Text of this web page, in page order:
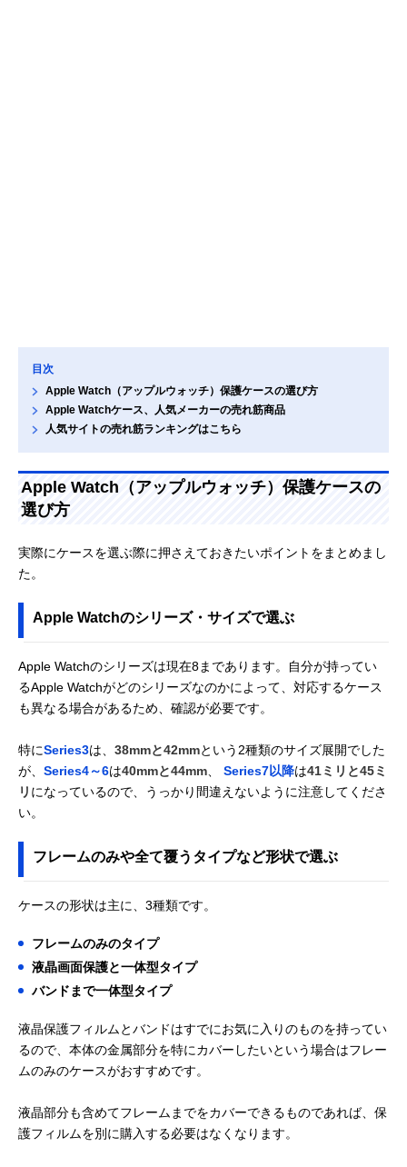
目次
Apple Watch（アップルウォッチ）保護ケースの選び方
Apple Watchケース、人気メーカーの売れ筋商品
人気サイトの売れ筋ランキングはこちら
Apple Watch（アップルウォッチ）保護ケースの
選び方
実際にケースを選ぶ際に押さえておきたいポイントをまとめまし
た。
Apple Watchのシリーズ・サイズで選ぶ
Apple Watchのシリーズは現在8まであります。自分が持ってい
るApple Watchがどのシリーズなのかによって、対応するケース
も異なる場合があるため、確認が必要です。
特にSeries3は、 38mmと42mmという2種類のサイズ展開でした
が、 Series4～6は40mmと44mm Series7以降は41ミリと45ミ
リ になっているので、うっかり間違えないように注意してくださ
い。
フレームのみや全て覆うタイプなど形状で選ぶ
ケースの形状は主に、3種類です。
フレームのみのタイプ
液晶画面保護と一体型タイプ
バンドまで一体型タイプ
液晶保護フィルムとバンドはすでにお気に入りのものを持ってい
るので、本体の金属部分を特にカバーしたいという場合はフレー
ムのみのケースがおすすめです。
液晶部分も含めてフレームまでをカバーできるものであれば、保
護フィルムを別に購入する必要はなくなります。